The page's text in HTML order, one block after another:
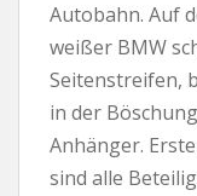
Autobahn. Auf
weißer BMW
Seitenstreifen,
in der
Anhänger.
sind alle